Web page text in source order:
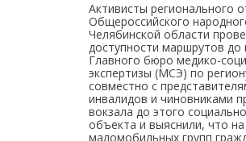
Активисты регионального
Общероссийского
Челябинской области
доступности маршрутов до
Главного бюро медико-
экспертизы (МСЭ) по
совместно с
инвалидов и чиновниками
вокзала до этого
объекта и выяснили, что на
маломобильных групп